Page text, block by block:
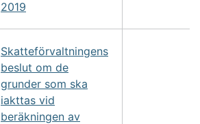
2019
Skatteförvaltningens
beslut om de
grunder som ska
iakttas vid
beräkningen av